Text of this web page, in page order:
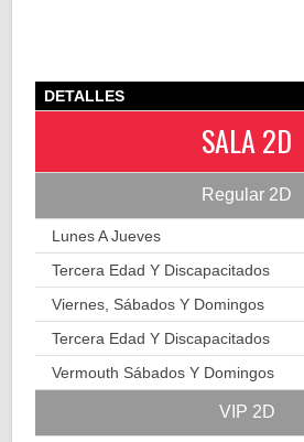
DETALLES
SALA 2D
Regular 2D
Lunes A Jueves
Tercera Edad Y Discapacitados
Viernes, Sábados Y Domingos
Tercera Edad Y Discapacitados
Vermouth Sábados Y Domingos
VIP 2D